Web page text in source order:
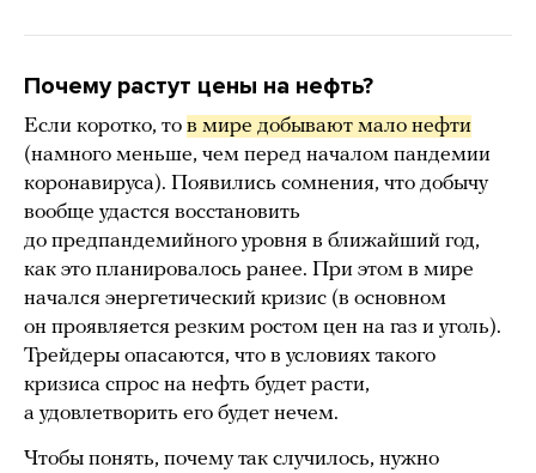
Почему растут цены на нефть?
Если коротко, то в мире добывают мало нефти
(намного меньше, чем перед началом пандемии
коронавируса). Появились сомнения, что добычу
вообще удастся восстановить
до предпандемийного уровня в ближайший год,
как это планировалось ранее. При этом в мире
начался энергетический кризис (в основном
он проявляется резким ростом цен на газ и уголь).
Трейдеры опасаются, что в условиях такого
кризиса спрос на нефть будет расти,
а удовлетворить его будет нечем.
Чтобы понять, почему так случилось, нужно